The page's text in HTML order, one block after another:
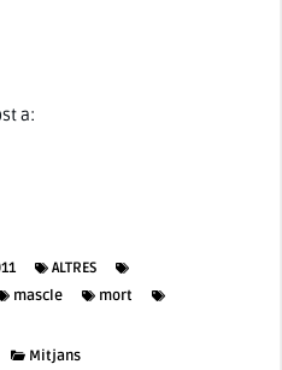
a:
ALTRES
mascle
mort
Mitjans